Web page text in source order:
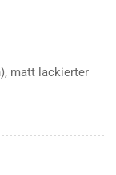
matt lackierter